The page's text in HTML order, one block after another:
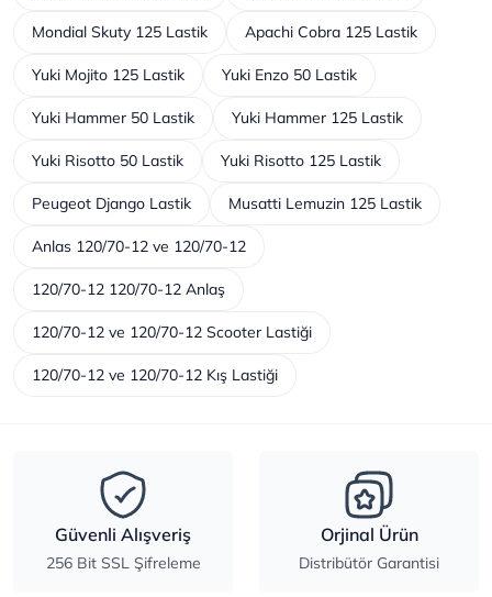
Mondial Skuty 125 Lastik Apachi Cobra 125 Lastik
Yuki Mojito 125 Lastik Yuki Enzo 50 Lastik
Yuki Hammer 50 Lastik Yuki Hammer 125 Lastik
Yuki Risotto 50 Lastik Yuki Risotto 125 Lastik
Peugeot Django Lastik Musatti Lemuzin 125 Lastik
Anlas 120/70-12 ve 120/70-12
120/70-12 120/70-12 Anlaş
120/70-12 ve 120/70-12 Scooter Lastiği
120/70-12 ve 120/70-12 Kış Lastiği
Güvenli Alışveriş
256 Bit SSL Şifreleme
Orjinal Ürün
Distribütör Garantisi